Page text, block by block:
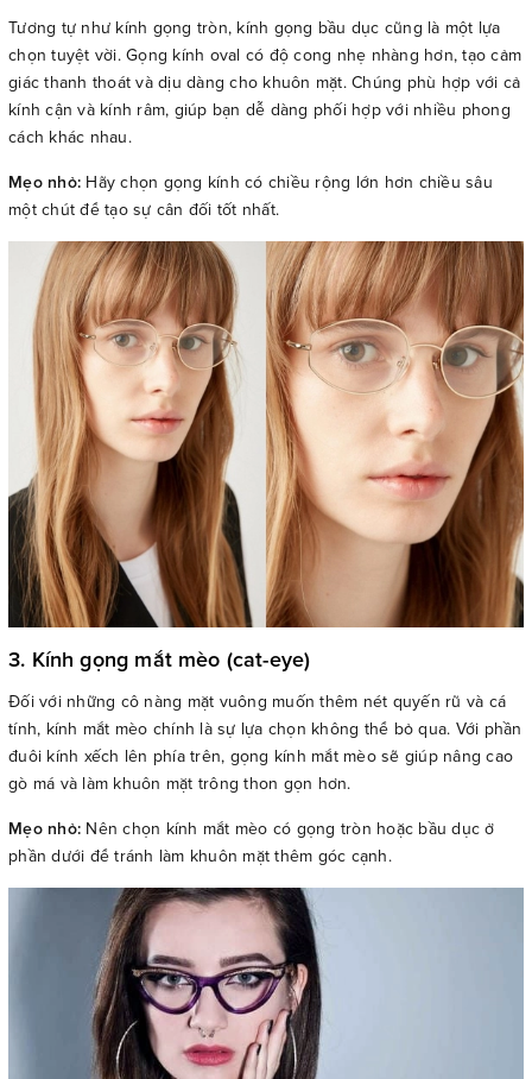
Tương tự như kính gọng tròn, kính gọng bầu dục cũng là một lựa
chọn tuyệt vời. Gọng kính oval có độ cong nhẹ nhàng hơn, tạo cảm
giác thanh thoát và dịu dàng cho khuôn mặt. Chúng phù hợp với cả
kính cận và kính râm, giúp bạn dễ dàng phối hợp với nhiều phong
cách khác nhau.
Mẹo nhỏ: Hãy chọn gọng kính có chiều rộng lớn hơn chiều sâu
một chút để tạo sự cân đối tốt nhất.
3. Kính gọng mắt mèo (cat-eye)
Đối với những cô nàng mặt vuông muốn thêm nét quyến rũ và cá
tính, kính mắt mèo chính là sự lựa chọn không thể bỏ qua. Với phần
đuôi kính xếch lên phía trên, gọng kính mắt mèo sẽ giúp nâng cao
gò má và làm khuôn mặt trông thon gọn hơn.
Mẹo nhỏ: Nên chọn kính mắt mèo có gọng tròn hoặc bầu dục ở
phần dưới để tránh làm khuôn mặt thêm góc cạnh.